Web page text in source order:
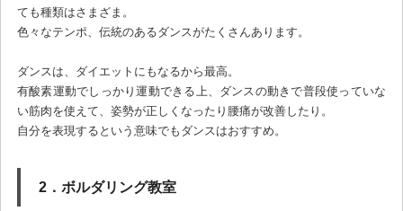
ても種類はさまざま。
色々なテンポ、伝統のあるダンスがたくさんあります。
ダンスは、ダイエットにもなるから最高。
有酸素運動でしっかり運動できる上、ダンスの動きで普段使っていな
い筋肉を使えて、姿勢が正しくなったり腰痛が改善したり。
自分を表現するという意味でもダンスはおすすめ。
2．ボルダリング教室